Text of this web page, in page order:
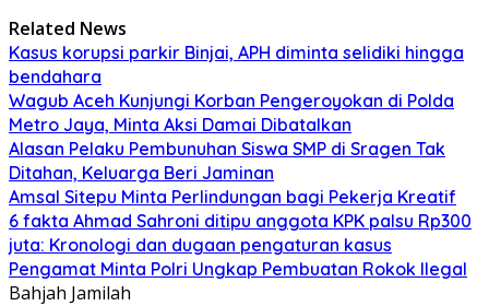
Related News
Kasus korupsi parkir Binjai, APH diminta selidiki hingga
bendahara
Wagub Aceh Kunjungi Korban Pengeroyokan di Polda
Metro Jaya, Minta Aksi Damai Dibatalkan
Alasan Pelaku Pembunuhan Siswa SMP di Sragen Tak
Ditahan, Keluarga Beri Jaminan
Amsal Sitepu Minta Perlindungan bagi Pekerja Kreatif
6 fakta Ahmad Sahroni ditipu anggota KPK palsu Rp300
juta: Kronologi dan dugaan pengaturan kasus
Pengamat Minta Polri Ungkap Pembuatan Rokok Ilegal
Bahjah Jamilah